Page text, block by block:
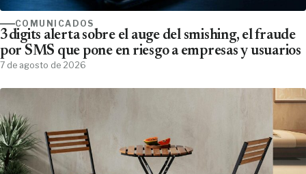
COMUNICADOS
3digits alerta sobre el auge del smishing, el fraude
por SMS que pone en riesgo a empresas y usuarios
7 de agosto de 2026